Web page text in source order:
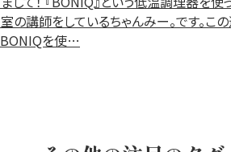
の講師をしているちゃんみー。です。こ
を使…